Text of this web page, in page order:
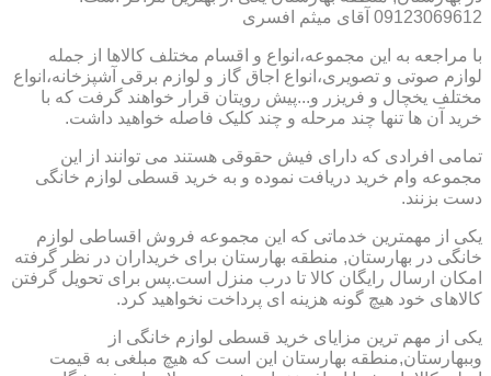
09123069612 آقای میثم افسری
با مراجعه به این مجموعه،انواع و اقسام مختلف کالاها از جمله
لوازم صوتی و تصویری،انواع اجاق گاز و لوازم برقی آشپزخانه،انواع
مختلف یخچال و فریزر و...پیش رویتان قرار خواهند گرفت که با
خرید آن ها تنها چند مرحله و چند کلیک فاصله خواهید داشت.
تمامی افرادی که دارای فیش حقوقی هستند می توانند از این
مجموعه وام خرید دریافت نموده و به خرید قسطی لوازم خانگی
دست بزنند.
یکی از مهمترین خدماتی که این مجموعه فروش اقساطی لوازم
خانگی در بهارستان, منطقه بهارستان برای خریداران در نظر گرفته
امکان ارسال رایگان کالا تا درب منزل است.پس برای تحویل گرفتن
کالاهای خود هیچ گونه هزینه ای پرداخت نخواهید کرد.
یکی از مهم ترین مزایای خرید قسطی لوازم خانگی از
وببهارستان,منطقه بهارستان این است که هیچ مبلغی به قیمت